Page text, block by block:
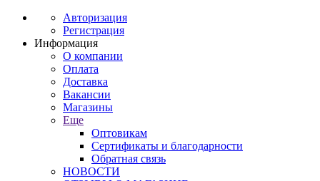
Авторизация
Регистрация
Информация
О компании
Оплата
Доставка
Вакансии
Магазины
Еще
Оптовикам
Сертификаты и благодарности
Обратная связь
НОВОСТИ